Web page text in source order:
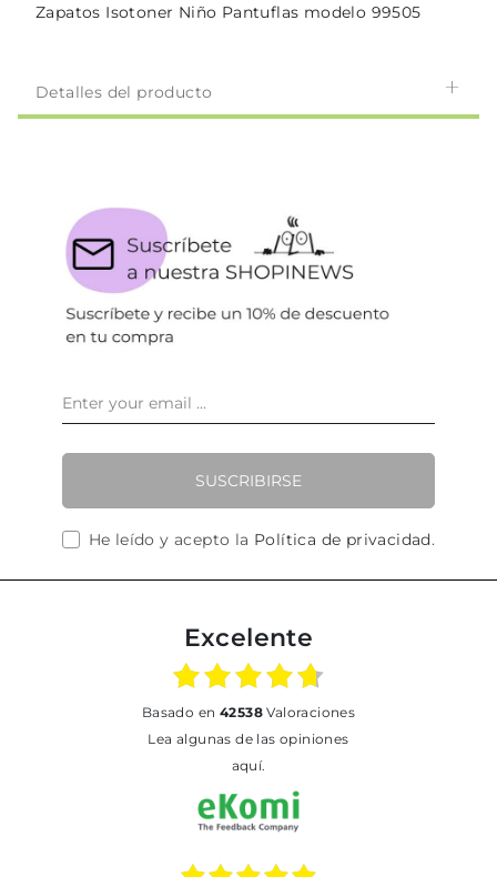
Zapatos Isotoner Niño Pantuflas modelo 99505
Detalles del producto
SUSCRIBIRSE
He leído y acepto la Política de privacidad.
Excelente
basado en 42538Valoraciones
Lea algunas de las opiniones
aquí.